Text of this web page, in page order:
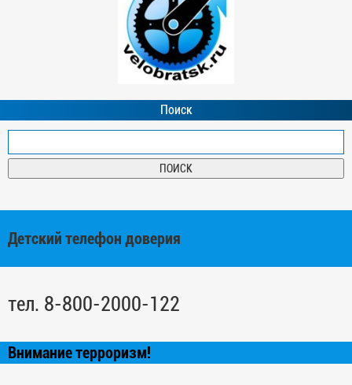
Поиск
Детский телефон доверия
тел. 8-800-2000-122
Внимание терроризм!